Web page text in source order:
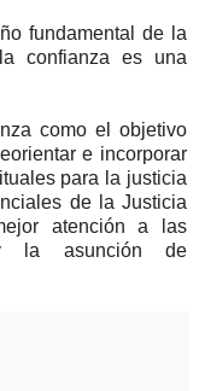
fundamental de la
confianza es una
como el objetivo
e incorporar
para la justicia
de la Justicia
atención a las
la asunción de